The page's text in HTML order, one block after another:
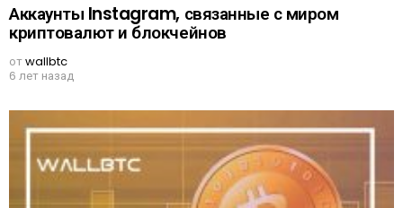
Аккаунты Instagram, связанные с миром
криптовалют и блокчейнов
отwallbtc
6 лет назад